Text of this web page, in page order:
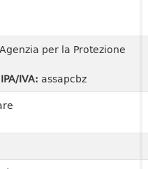
Agenzia per la Protezione
IVA: assapcbz